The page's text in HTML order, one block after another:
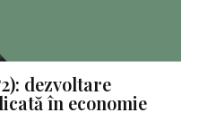
dezvoltare
în economie